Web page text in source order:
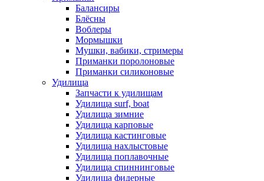
Балансиры
Блёсны
Воблеры
Мормышки
Мушки, вабики, стримеры
Приманки поролоновые
Приманки силиконовые
Удилища
Запчасти к удилищам
Удилища surf, boat
Удилища зимние
Удилища карповые
Удилища кастинговые
Удилища нахлыстовые
Удилища поплавочные
Удилища спиннинговые
Удилища фидерные